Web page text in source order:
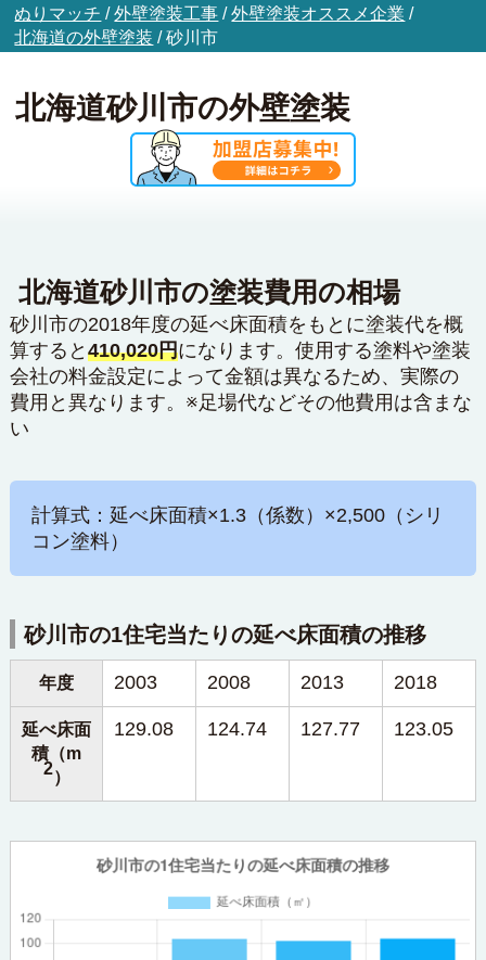
ぬりマッチ /外壁塗装工事 /外壁塗装オススメ企業 /
北海道の外壁塗装 /砂川市
北海道砂川市の外壁塗装
北海道砂川市の塗装費用の相場
砂川市の2018年度の延べ床面積をもとに塗装代を概
算すると 410,020円になります。使用する塗料や塗装
会社の料金設定によって金額は異なるため、実際の
費用と異なります。※足場代などその他費用は含まな
い
計算式：延べ床面積×1.3（係数）×2,500（シリ
コン塗料）
砂川市の1住宅当たりの延べ床面積の推移
年度 2003 2008 2013 2018
延べ床面
積（m
2）
129.08 124.74 127.77 123.05